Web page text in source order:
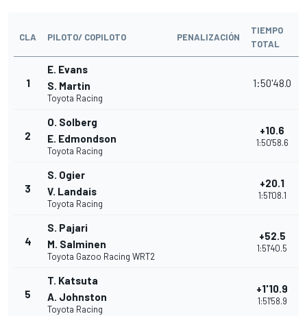
CLA PILOTO/ COPILOTO PENALIZACIÓN
TIEMPO
TOTAL
1
E. Evans
S. Martin
Toyota Racing
1:50'48.0
2
O. Solberg
E. Edmondson
Toyota Racing
+10.6
1:50'58.6
3
S. Ogier
V. Landais
Toyota Racing
+20.1
1:51'08.1
4
S. Pajari
M. Salminen
Toyota Gazoo Racing WRT2
+52.5
1:51'40.5
5
T. Katsuta
A. Johnston
Toyota Racing
+1'10.9
1:51'58.9